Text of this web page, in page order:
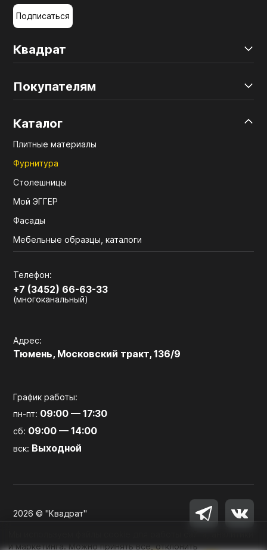
Квадрат
Покупателям
Каталог
Плитные материалы
Фурнитура
Столешницы
Мой ЭГГЕР
Фасады
Мебельные образцы, каталоги
Телефон:
+7 (3452) 66-63-33
(многоканальный)
Адрес:
Тюмень, Московский тракт, 136/9
График работы:
пн-пт: 09:00 — 17:30
сб: 09:00 — 14:00
вск: Выходной
Подписаться
2026 © "Квадрат"
и маркетинга. Можно принять все, отклонить